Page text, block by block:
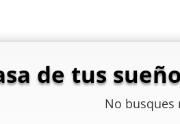
de tus
No busques